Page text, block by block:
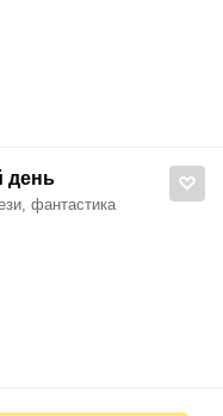
день
фантастика